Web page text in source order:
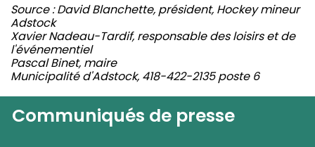
Source : David Blanchette, président, Hockey mineur
Adstock
Xavier Nadeau-Tardif, responsable des loisirs et de
l'événementiel
Pascal Binet, maire
Municipalité d'Adstock, 418-422-2135 poste 6
Communiqués de presse